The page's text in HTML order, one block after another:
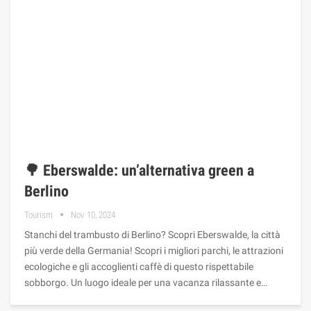
🌳 Eberswalde: un’alternativa green a
Berlino
Tourism Nov 10, 2024
Stanchi del trambusto di Berlino? Scopri Eberswalde, la città
più verde della Germania! Scopri i migliori parchi, le attrazioni
ecologiche e gli accoglienti caffè di questo rispettabile
sobborgo. Un luogo ideale per una vacanza rilassante e…